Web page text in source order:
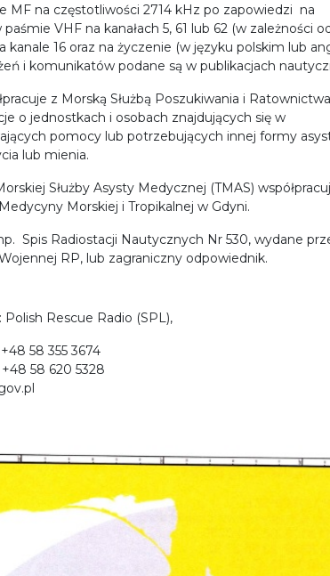
MF na częstotliwości 2714 kHz po zapowiedzi na
VHF na kanałach 5, 61 lub 62 (w zależności
kanale 16 oraz na życzenie (w języku polskim lub
i komunikatów podane są w publikacjach
z Morską Służbą Poszukiwania i
o jednostkach i osobach znajdujących się w
pomocy lub potrzebujących innej formy
lub mienia.
Służby Asysty Medycznej (TMAS)
Morskiej i Tropikalnej w Gdyni.
Spis Radiostacji Nautycznych Nr 530, wydane
RP, lub zagraniczny odpowiednik.
Rescue Radio (SPL),
58 355 3674
58 620 5328